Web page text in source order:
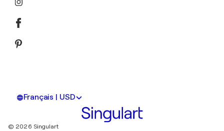
Français | USD
© 2026 Singulart